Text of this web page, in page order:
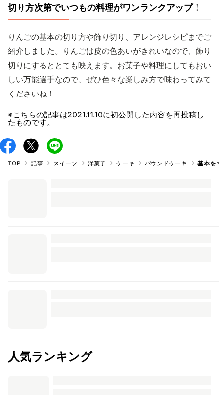
切り方次第でいつもの料理がワンランクアップ！
りんごの基本の切り方や飾り切り、アレンジレシピまでご
紹介しました。りんごは皮の色あいがきれいなので、飾り
切りにするととても映えます。お菓子や料理にしてもおい
しい万能選手なので、ぜひ色々な楽しみ方で味わってみて
くださいね！
※こちらの記事は2021.11.10に初公開した内容を再投稿し
たものです。
TOP 記事 スイーツ 洋菓子 ケーキ パウンドケーキ 基本を
人気ランキング